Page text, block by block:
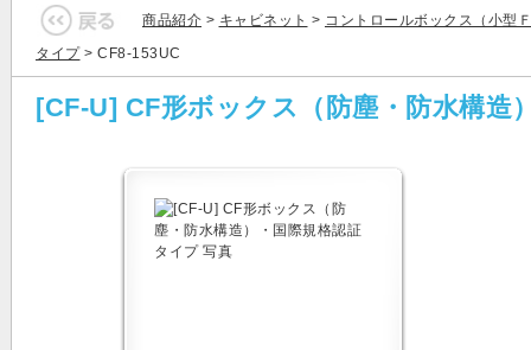
商品紹介 > キャビネット > コントロールボックス（小型
タイプ> CF8-153UC
[CF-U] CF形ボックス（防塵・防水構造